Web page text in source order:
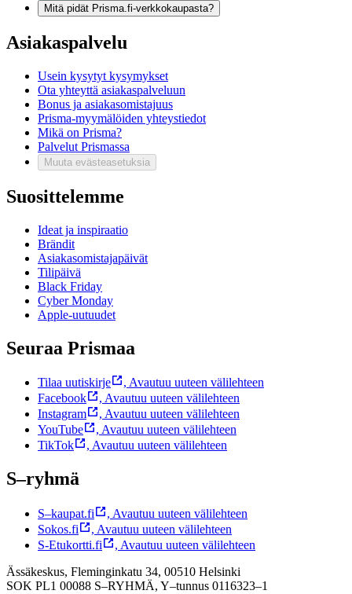
Mitä pidät Prisma.fi-verkkokaupasta?
Asiakaspalvelu
Usein kysytyt kysymykset
Ota yhteyttä asiakaspalveluun
Bonus ja asiakasomistajuus
Prisma-myymälöiden yhteystiedot
Mikä on Prisma?
Palvelut Prismassa
Muuta evästeasetuksia
Suosittelemme
Ideat ja inspiraatio
Brändit
Asiakasomistajapäivät
Tilipäivä
Black Friday
Cyber Monday
Apple-uutuudet
Seuraa Prismaa
Tilaa uutiskirje , Avautuu uuteen välilehteen
Facebook
, Avautuu uuteen välilehteen
Instagram
, Avautuu uuteen välilehteen
YouTube
, Avautuu uuteen välilehteen
TikTok
, Avautuu uuteen välilehteen
S–ryhmä
S–kaupat.fi , Avautuu uuteen välilehteen
Sokos.fi
, Avautuu uuteen välilehteen
S-Etukortti.fi
, Avautuu uuteen välilehteen
Ässäkeskus, Fleminginkatu 34, 00510 Helsinki
SOK PL1 00088 S–RYHMÄ, Y–tunnus 0116323–1